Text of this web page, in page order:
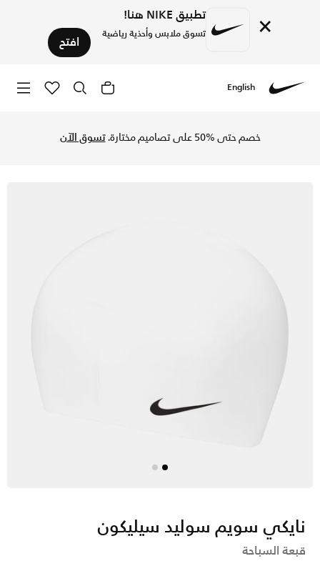
× تطبيق NIKE هنا!
تسوق ملابس وأحذية رياضية افتح
English
خصم حتى %50 على تصاميم مختارة. تسوق الآن
نايكي سويم سوليد سيليكون
قبعة السباحة